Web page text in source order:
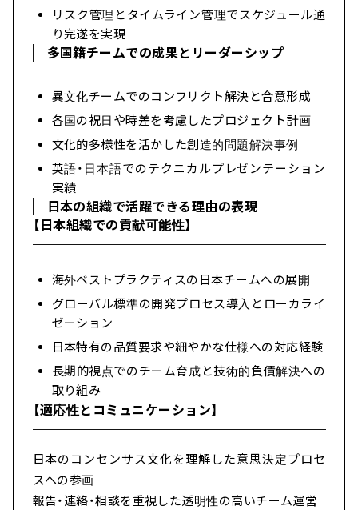
リスク管理とタイムライン管理でスケジュール通
り完遂を実現
多国籍チームでの成果とリーダーシップ
異文化チームでのコンフリクト解決と合意形成
各国の祝日や時差を考慮したプロジェクト計画
文化的多様性を活かした創造的問題解決事例
英語・日本語でのテクニカルプレゼンテーション
実績
日本の組織で活躍できる理由の表現
【日本組織での貢献可能性】
海外ベストプラクティスの日本チームへの展開
グローバル標準の開発プロセス導入とローカライ
ゼーション
日本特有の品質要求や細やかな仕様への対応経験
長期的視点でのチーム育成と技術的負債解決への
取り組み
【適応性とコミュニケーション】
日本のコンセンサス文化を理解した意思決定プロセ
スへの参画
報告・連絡・相談を重視した透明性の高いチーム運営